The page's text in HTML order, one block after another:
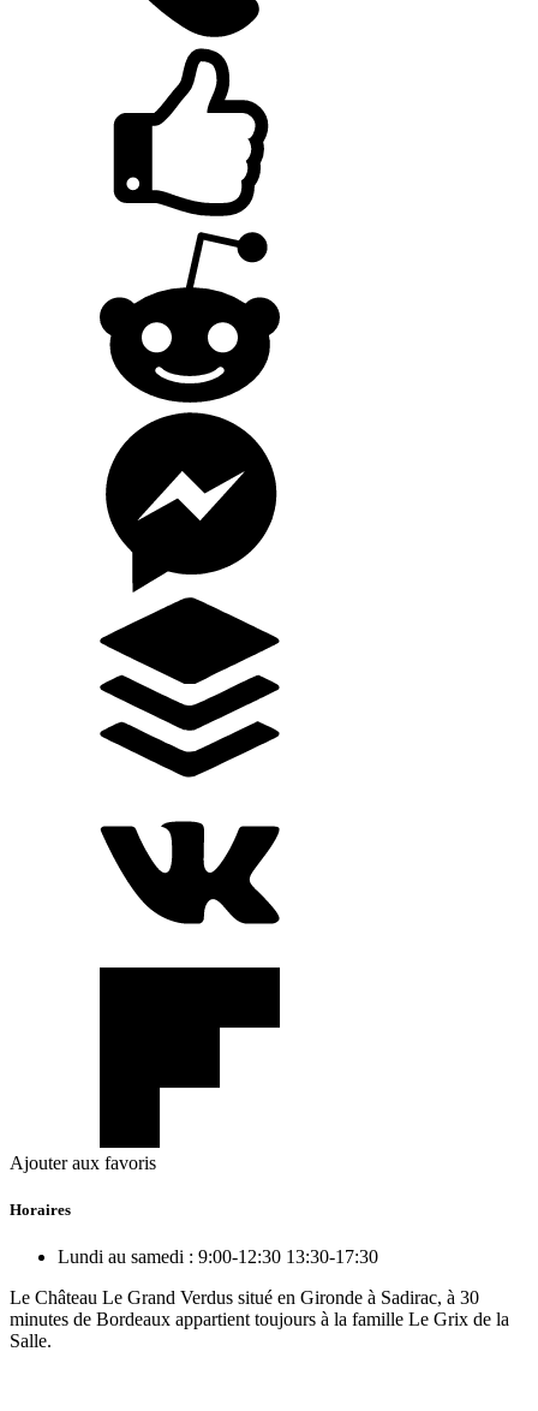
Ajouter aux favoris
Horaires
Lundi au samedi : 9:00-12:30 13:30-17:30
Le Château Le Grand Verdus situé en Gironde à Sadirac, à 30
minutes de Bordeaux appartient toujours à la famille Le Grix de la
Salle.